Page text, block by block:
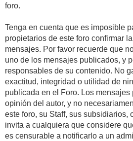
foro.
Tenga en cuenta que es imposible
propietarios de este foro confirmar
mensajes. Por favor recuerde que
uno de los mensajes publicados, y
responsables de su contenido. No
exactitud, integridad o utilidad de
publicada en el Foro. Los
opinión del autor, y no
este foro, su Staff, sus subsidiarios,
invita a cualquiera que considere
es censurable a notificarlo a un